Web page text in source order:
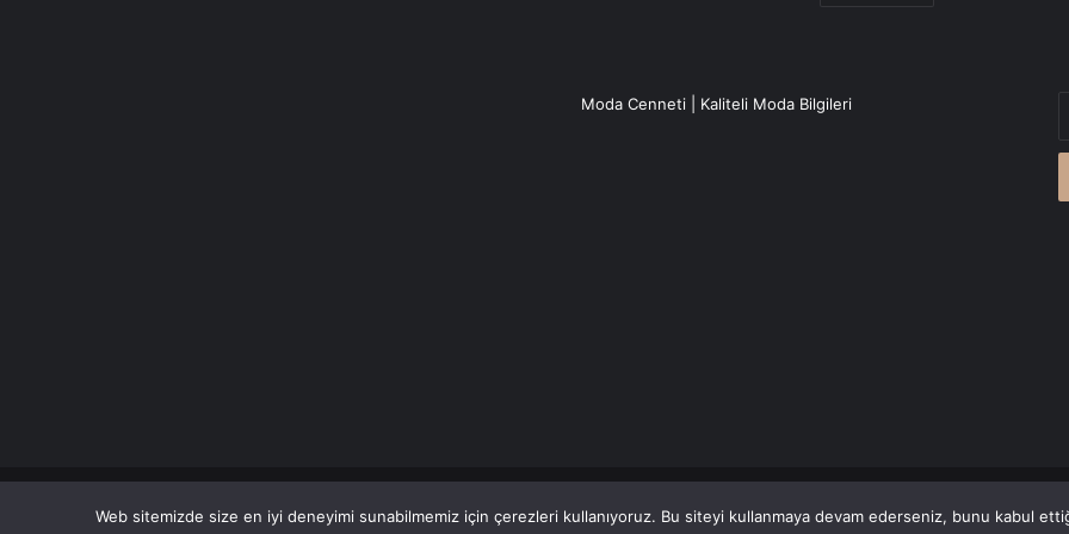
Moda Cenneti | Kaliteli Moda Bilgileri
© Copyright 2026 Her Hakkı Saklıdır. Son DakikaHaberlerCanlı Haber'den alınmaktadır.
Web sitemizde size en iyi deneyimi sunabilmemiz için çerezleri kullanıyoruz. Bu siteyi kullanmaya devam ederseniz, bunu kabul